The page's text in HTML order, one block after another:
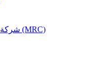
شركة المعادن والصناعات التحويلية (MRC)